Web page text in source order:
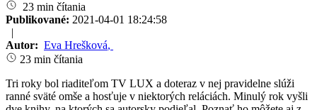
23 min čítania
Publikované: 2021-04-01 18:24:58
|
Autor: Eva Hrešková,
23 min čítania
Tri roky bol riaditeľom TV LUX a doteraz v nej pravidelne slúži
ranné sväté omše a hosťuje v niektorých reláciách. Minulý rok vyšli